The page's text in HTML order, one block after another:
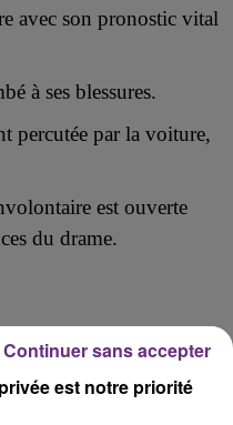
avec son pronostic vital
à ses blessures.
percutée par la voiture,
est ouverte
du drame.
est notre priorité
Continuer sans accepter